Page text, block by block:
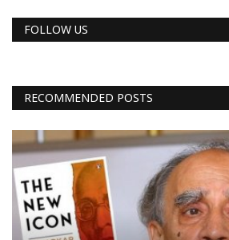
FOLLOW US
RECOMMENDED POSTS